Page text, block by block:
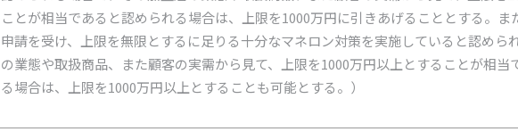
ことが相当であると認められる場合は、上限を1000万円に引きあげることとする。ま
申請を受け、上限を無限とするに足りる十分なマネロン対策を実施していると認めら
の業態や取扱商品、また顧客の実需から見て、上限を1000万円以上とすることが相当
る場合は、上限を1000万円以上とすることも可能とする。）